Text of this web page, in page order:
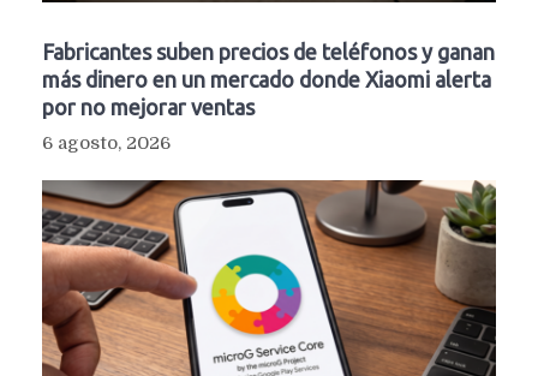
Fabricantes suben precios de teléfonos y ganan
más dinero en un mercado donde Xiaomi alerta
por no mejorar ventas
6 agosto, 2026